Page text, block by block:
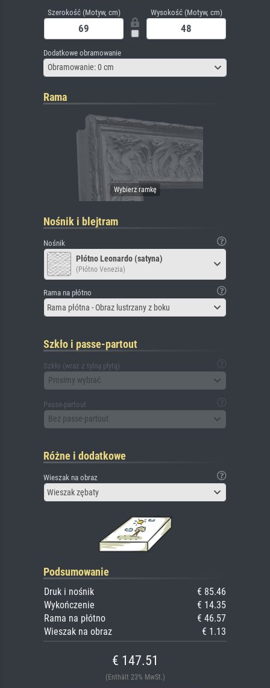
Szerokość (Motyw, cm) Wysokość (Motyw, cm)
Dodatkowe obramowanie
Obramowanie: 0 cm
Rama
Nośnik i blejtram
Nośnik
Płótno Leonardo (satyna)
(Płótno Venezia)
Rama na płótno
Rama płótna - Obraz lustrzany z boku
Szkło i passe-partout
Szkło (wraz z tylną płytą)
Prosimy wybrać
Passe-partout
Bez passe-partout
Różne i dodatkowe
Wieszak na obraz
Wieszak zębaty
Podsumowanie
Druk i nośnik
€ 85.46
Wykończenie
€ 14.35
Rama na płótno
€ 46.57
Wieszak na obraz
€ 1.13
€ 147.51
(Enthält 23% MwSt.)